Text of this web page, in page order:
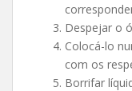
Despejar o
Colocá-lo
com os
Borrifar